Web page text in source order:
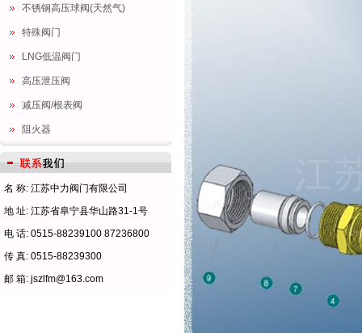
不锈钢高压球阀(天然气)
特殊阀门
LNG低温阀门
高压泄压阀
减压阀/根表阀
阻火器
名 称: 江苏中力阀门有限公司
地 址: 江苏省阜宁县华山路31-1号
电 话: 0515-88239100 87236800
传 真: 0515-88239300
邮 箱: jszlfm@163.com